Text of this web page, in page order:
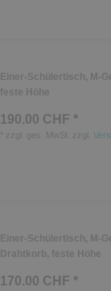
Einer-Schülertisch, M-
feste Höhe
190.00 CHF *
zzgl. ges. MwSt. zzgl.
Einer-Schülertisch, M-
Drahtkorb, feste Höhe
170.00 CHF *